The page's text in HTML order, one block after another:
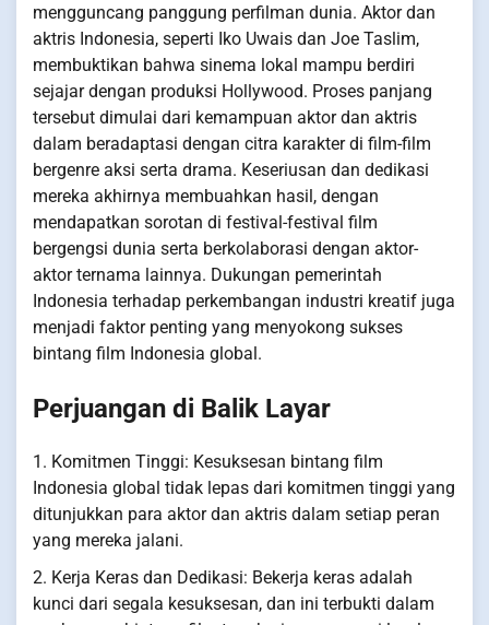
mengguncang panggung perfilman dunia. Aktor dan
aktris Indonesia, seperti Iko Uwais dan Joe Taslim,
membuktikan bahwa sinema lokal mampu berdiri
sejajar dengan produksi Hollywood. Proses panjang
tersebut dimulai dari kemampuan aktor dan aktris
dalam beradaptasi dengan citra karakter di film-film
bergenre aksi serta drama. Keseriusan dan dedikasi
mereka akhirnya membuahkan hasil, dengan
mendapatkan sorotan di festival-festival film
bergengsi dunia serta berkolaborasi dengan aktor-
aktor ternama lainnya. Dukungan pemerintah
Indonesia terhadap perkembangan industri kreatif juga
menjadi faktor penting yang menyokong sukses
bintang film Indonesia global.
Perjuangan di Balik Layar
1. Komitmen Tinggi: Kesuksesan bintang film
Indonesia global tidak lepas dari komitmen tinggi yang
ditunjukkan para aktor dan aktris dalam setiap peran
yang mereka jalani.
2. Kerja Keras dan Dedikasi: Bekerja keras adalah
kunci dari segala kesuksesan, dan ini terbukti dalam